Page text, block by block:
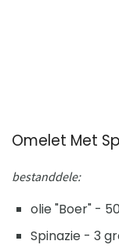
Omelet Met
bestanddele:
olie "Boer" -
Spinazie - 3